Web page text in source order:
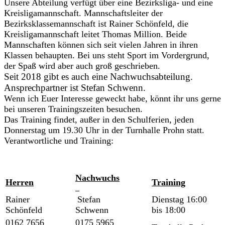
Unsere Abteilung verfügt über eine Bezirksliga- und eine
Kreisligamannschaft. Mannschaftsleiter der
Bezirksklassemannschaft ist Rainer Schönfeld, die
Kreisligamannschaft leitet Thomas Million. Beide
Mannschaften können sich seit vielen Jahren in ihren
Klassen behaupten. Bei uns steht Sport im Vordergrund,
der Spaß wird aber auch groß geschrieben.
Seit 2018 gibt es auch eine Nachwuchsabteilung.
Ansprechpartner ist Stefan Schwenn.
Wenn ich Euer Interesse geweckt habe, könnt ihr uns gerne
bei unseren Trainingszeiten besuchen.
Das Training findet, außer in den Schulferien, jeden
Donnerstag um 19.30 Uhr in der Turnhalle Prohn statt.
Verantwortliche und Training:
Herren Nachwuchs
Training
Rainer
Schönfeld
Stefan
Schwenn
Dienstag 16:00
bis 18:00
0162 7656
0175 5965